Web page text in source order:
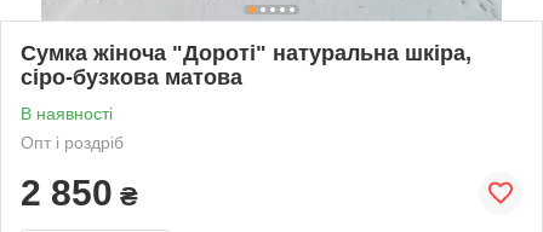
Сумка жіноча "Дороті" натуральна шкіра,
сіро-бузкова матова
В наявності
Опт і роздріб
2 850 ₴